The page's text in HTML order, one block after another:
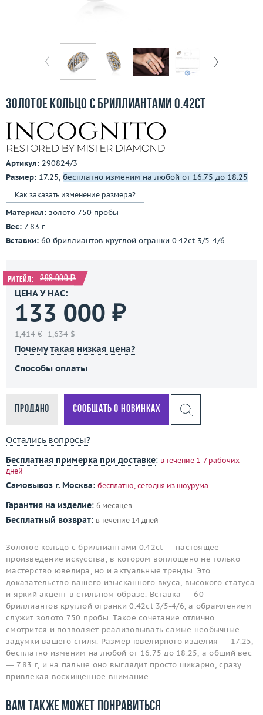
Бесплатная доставка
О компании
3D-тур по шоуруму
Заказать звонок
Золотое кольцо с бриллиантами 0.42ct
Артикул: 290824/3
Размер: 17.25, бесплатно изменим на любой от 16.75 до 18.25
Как заказать изменение размера?
Материал: золото 750 пробы
Вес: 7.83 г
Вставки: 60 бриллиантов круглой огранки 0.42ct 3/5-4/6
Ритейл: 298 000 ₽
ЦЕНА У НАС:
133 000 ₽
1,414 € 1,634 $
Почему такая низкая цена?
Способы оплаты
Продано Сообщать о новинках
Остались вопросы?
Бесплатная примерка при доставке: в течение 1-7 рабочих
дней
Самовывоз г. Москва: бесплатно, сегодня из шоурума
Гарантия на изделие: 6 месяцев
Бесплатный возврат: в течение 14 дней
Золотое кольцо с бриллиантами 0.42ct — настоящее
произведение искусства, в котором воплощено не только
мастерство ювелира, но и актуальные тренды. Это
доказательство вашего изысканного вкуса, высокого статуса
и яркий акцент в стильном образе. Вставка — 60
бриллиантов круглой огранки 0.42ct 3/5-4/6, а обрамлением
служит золото 750 пробы. Такое сочетание отлично
смотрится и позволяет реализовывать самые необычные
задумки вашего стиля. Размер ювелирного изделия — 17.25,
бесплатно изменим на любой от 16.75 до 18.25, а общий вес
— 7.83 г, и на пальце оно выглядит просто шикарно, сразу
привлекая восхищенное внимание.
Вам также может понравиться